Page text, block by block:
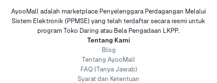
AyooMall adalah marketplace Penyelenggara Perdagangan Melalui
Sistem Elektronik (PPMSE) yang telah terdaftar secara resmi untuk
program Toko Daring atau Bela Pengadaan LKPP.
Tentang Kami
Blog
Tentang AyooMall
FAQ (Tanya Jawab)
Syarat dan Ketentuan